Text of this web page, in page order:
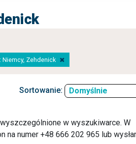
Niemcy, Zehdenick
Sortowanie: Domyślnie
w wyszukiwarce. W
numer +48 666 202 965 lub